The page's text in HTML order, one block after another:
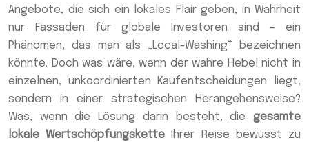
Angebote, die sich ein lokales Flair geben, in Wahrheit
nur Fassaden für globale Investoren sind – ein
Phänomen, das man als „Local-Washing“ bezeichnen
könnte. Doch was wäre, wenn der wahre Hebel nicht in
einzelnen, unkoordinierten Kaufentscheidungen liegt,
sondern in einer strategischen Herangehensweise?
Was, wenn die Lösung darin besteht, die gesamte
lokale Wertschöpfungskette Ihrer Reise bewusst zu